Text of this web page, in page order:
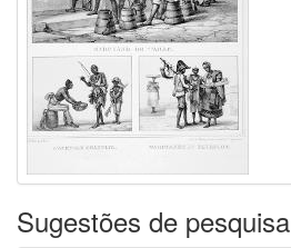
Sugestões de pesquisa